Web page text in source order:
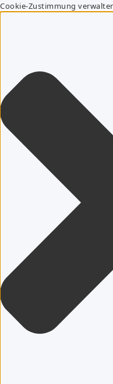
Cookie-Zustimmung